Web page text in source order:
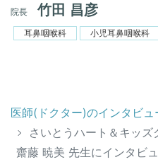
院長
竹田 昌彦
耳鼻咽喉科 小児耳鼻咽喉科
医師(ドクター)のインタビ
さいとうハート＆キッ
齋藤 暁美 先生にインタビ